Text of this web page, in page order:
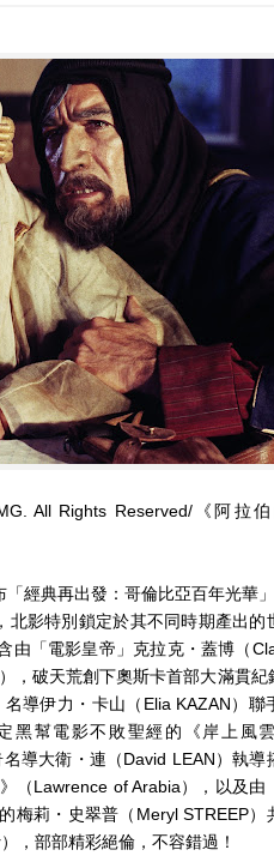
All Rights Reserved/《阿拉伯
經典再出發：哥倫比亞百年光華
影特別鎖定於其不同時期產出的
「電影皇帝」克拉克・蓋博（
，破天荒創下奧斯卡首部大滿貫紀
導伊力・卡山（Elia KAZAN）聯
黑幫電影不敗聖經的《岸上風
導大衛・連（David LEAN）執導
（Lawrence of Arabia），以及由
梅莉・史翠普（Meryl STREEP）
，部部精彩絕倫，不容錯過！